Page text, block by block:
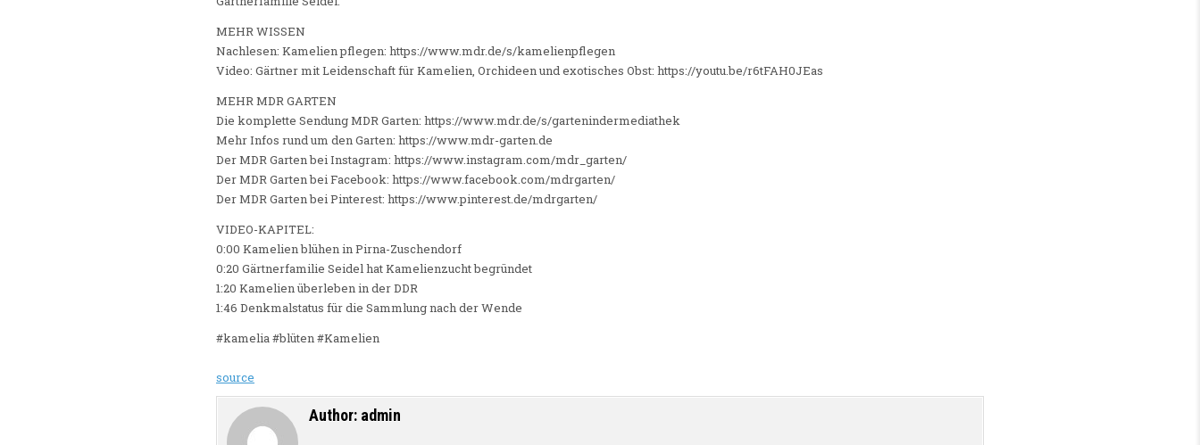
MEHR WISSEN
Nachlesen: Kamelien pflegen: https://www.mdr.de/s/kamelienpflegen
Video: Gärtner mit Leidenschaft für Kamelien, Orchideen und exotisches Obst: https://youtu.be/r6tFAH0JEas
MEHR MDR GARTEN
Die komplette Sendung MDR Garten: https://www.mdr.de/s/gartenindermediathek
Mehr Infos rund um den Garten: https://www.mdr-garten.de
Der MDR Garten bei Instagram: https://www.instagram.com/mdr_garten/
Der MDR Garten bei Facebook: https://www.facebook.com/mdrgarten/
Der MDR Garten bei Pinterest: https://www.pinterest.de/mdrgarten/
VIDEO-KAPITEL:
0:00 Kamelien blühen in Pirna-Zuschendorf
0:20 Gärtnerfamilie Seidel hat Kamelienzucht begründet
1:20 Kamelien überleben in der DDR
1:46 Denkmalstatus für die Sammlung nach der Wende
#kamelia #blüten #Kamelien
source
Author: admin